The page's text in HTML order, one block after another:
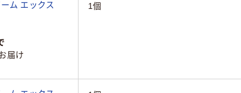
ム エックス
届け
1個